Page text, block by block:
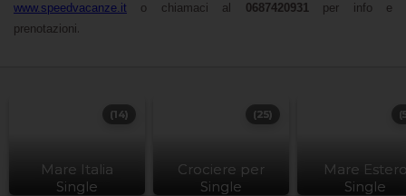
www.speedvacanze.it o chiamaci al 0687420931 per info e
prenotazioni.
Mare Italia
Single
(14)
Crociere per
Single
(25)
Mare
Single